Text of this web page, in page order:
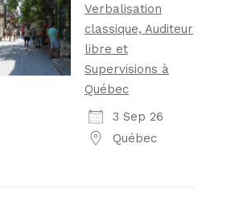
Verbalisation
classique, Auditeur
libre et
Supervisions à
Québec
3 Sep 26
Québec